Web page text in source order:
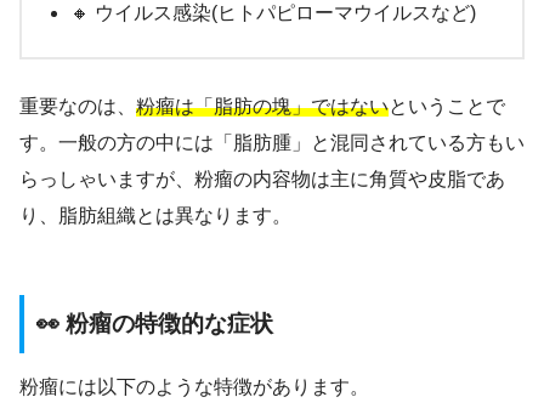
🔸 ウイルス感染(ヒトパピローマウイルスなど)
重要なのは、 粉瘤は「脂肪の塊」ではないということで
す。一般の方の中には「脂肪腫」と混同されている方もい
らっしゃいますが、粉瘤の内容物は主に角質や皮脂であ
り、脂肪組織とは異なります。
👀 粉瘤の特徴的な症状
粉瘤には以下のような特徴があります。